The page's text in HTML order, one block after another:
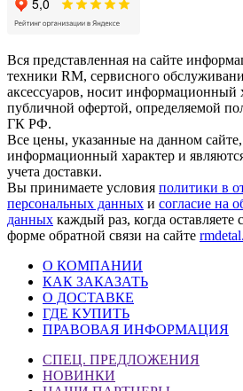
Вся представленная на сайте
техники RM, сервисного
аксессуаров, носит информационный
публичной офертой, определяемой
ГК РФ.
Все цены, указанные на данном
информационный характер и
учета доставки.
Вы принимаете условия политики в
персональных данных и согласие на
данных каждый раз, когда
форме обратной связи на сайте
О КОМПАНИИ
КАК ЗАКАЗАТЬ
О ДОСТАВКЕ
ГДЕ КУПИТЬ
ПРАВОВАЯ ИНФОРМАЦИЯ
СПЕЦ. ПРЕДЛОЖЕНИЯ
НОВИНКИ